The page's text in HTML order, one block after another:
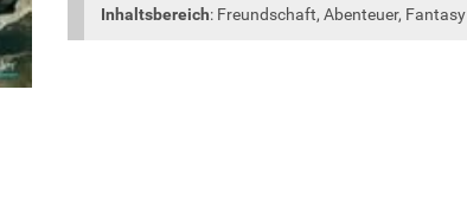
Inhaltsbereich: Freundschaft, Abenteuer, Fantasy